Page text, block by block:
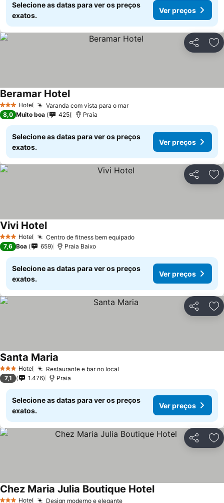
Selecione as datas para ver os preços
exatos.
Ver preços
Partilhar
3 EstrelasHotel Varanda com vista para o mar
Beramar Hotel
8,0 Muito boa 425 Praia
Selecione as datas para ver os preços
exatos.
Ver preços
Partilhar
3 EstrelasHotel Centro de fitness bem equipado
Vivi Hotel
7,6 Boa 659 Praia Baixo
Selecione as datas para ver os preços
exatos.
Ver preços
Partilhar
3 EstrelasHotel Restaurante e bar no local
Santa Maria
7,1 1.476 Praia
Selecione as datas para ver os preços
exatos.
Ver preços
Partilhar
Hotel Design moderno e elegante
Chez Maria Julia Boutique Hotel